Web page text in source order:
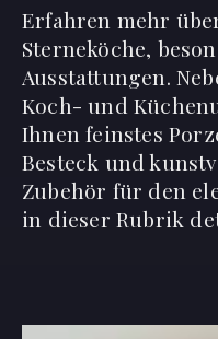
Erfahren mehr
Sterneköche,
Ausstattungen.
Koch- und
Ihnen feinstes
Besteck und
Zubehör für den
in dieser Rubrik